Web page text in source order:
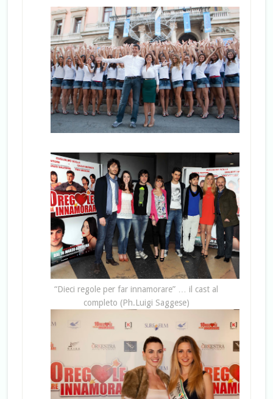
“Dieci regole per far innamorare” … il cast al
completo (Ph.Luigi Saggese)